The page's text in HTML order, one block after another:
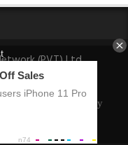
(PVT) Ltd.
Privacy Policy
and Advertising Policy